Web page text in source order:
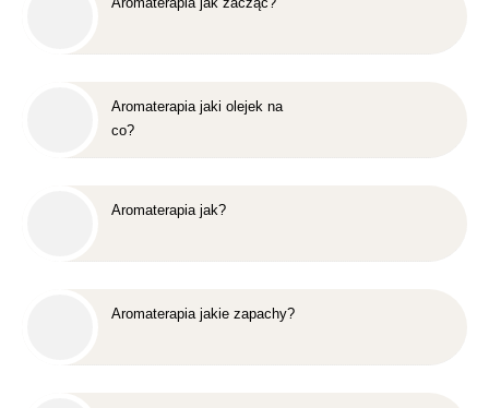
Aromaterapia jaki olejek na
co?
Aromaterapia jak?
Aromaterapia jakie zapachy?